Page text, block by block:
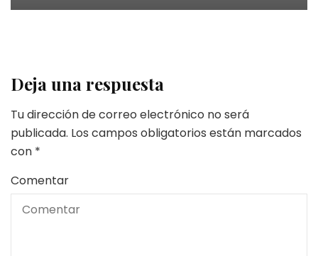
Deja una respuesta
Tu dirección de correo electrónico no será
publicada. Los campos obligatorios están marcados
con *
Comentar